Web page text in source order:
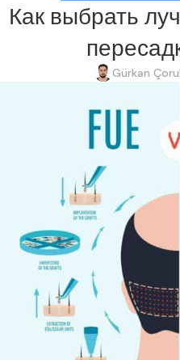
Как выбрать
Gürkan